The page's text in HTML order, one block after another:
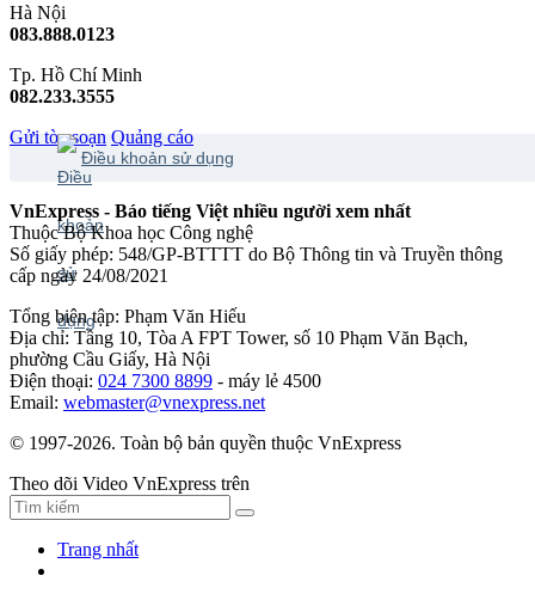
Hà Nội
083.888.0123
Tp. Hồ Chí Minh
082.233.3555
Gửi tòa soạn Quảng cáo
Điều khoản sử dụng
VnExpress - Báo tiếng Việt nhiều người xem nhất
Thuộc Bộ Khoa học Công nghệ
Số giấy phép: 548/GP-BTTTT do Bộ Thông tin và Truyền thông
cấp ngày 24/08/2021
Tổng biên tập: Phạm Văn Hiếu
Địa chỉ: Tầng 10, Tòa A FPT Tower, số 10 Phạm Văn Bạch,
phường Cầu Giấy, Hà Nội
Điện thoại: 024 7300 8899 - máy lẻ 4500
Email: webmaster@vnexpress.net
© 1997-2026. Toàn bộ bản quyền thuộc VnExpress
Theo dõi Video VnExpress trên
Trang nhất